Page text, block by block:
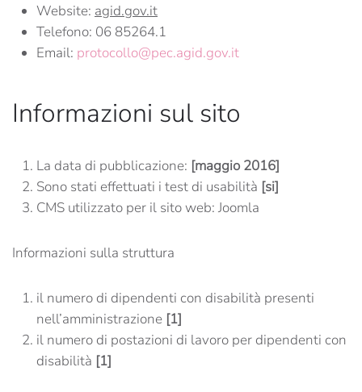
Website: agid.gov.it
Telefono: 06 85264.1
Email: protocollo@pec.agid.gov.it
Informazioni sul sito
La data di pubblicazione: [maggio 2016]
Sono stati effettuati i test di usabilità [si]
CMS utilizzato per il sito web: Joomla
Informazioni sulla struttura
il numero di dipendenti con disabilità presenti
nell’amministrazione [1]
il numero di postazioni di lavoro per dipendenti con
disabilità [1]